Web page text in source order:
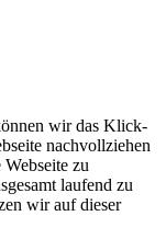
wir das Klick-
nachvollziehen
zu
laufend zu
wir auf dieser